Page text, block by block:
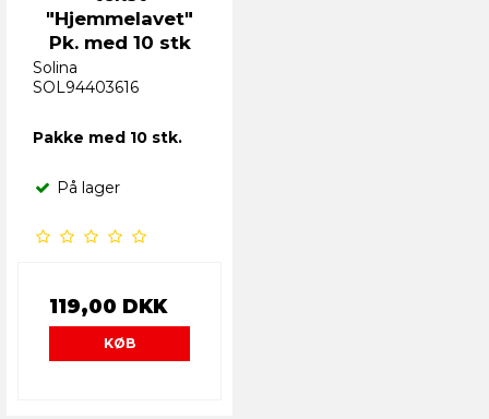
"Hjemmelavet"
Pk. med 10 stk
Solina
SOL94403616
Pakke med 10 stk.
På lager
119,00 DKK
KØB